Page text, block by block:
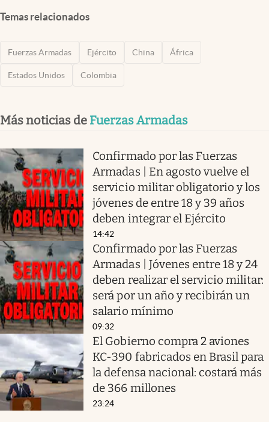
Temas relacionados
Fuerzas Armadas Ejército China África
Estados Unidos Colombia
Más noticias de Fuerzas Armadas
Confirmado por las Fuerzas
Armadas | En agosto vuelve el
servicio militar obligatorio y los
jóvenes de entre 18 y 39 años
deben integrar el Ejército
14:42
Confirmado por las Fuerzas
Armadas | Jóvenes entre 18 y 24
deben realizar el servicio militar:
será por un año y recibirán un
salario mínimo
09:32
El Gobierno compra 2 aviones
KC-390 fabricados en Brasil para
la defensa nacional: costará más
de 366 millones
23:24